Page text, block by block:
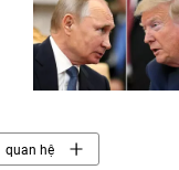
quan hệ